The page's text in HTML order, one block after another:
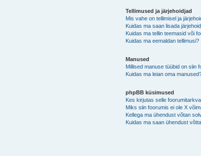
Tellimused ja järjehoidjad
Mis vahe on tellimisel ja
Kuidas ma saan lisada
Kuidas ma tellin teemasid või
Kuidas ma eemaldan tellimusi?
Manused
Millised manuse tüübid on siin
Kuidas ma leian oma
phpBB küsimused
Kes kirjutas selle
Miks siin foorumis ei ole X
Kellega ma ühendust võtan
Kuidas ma saan ühendust